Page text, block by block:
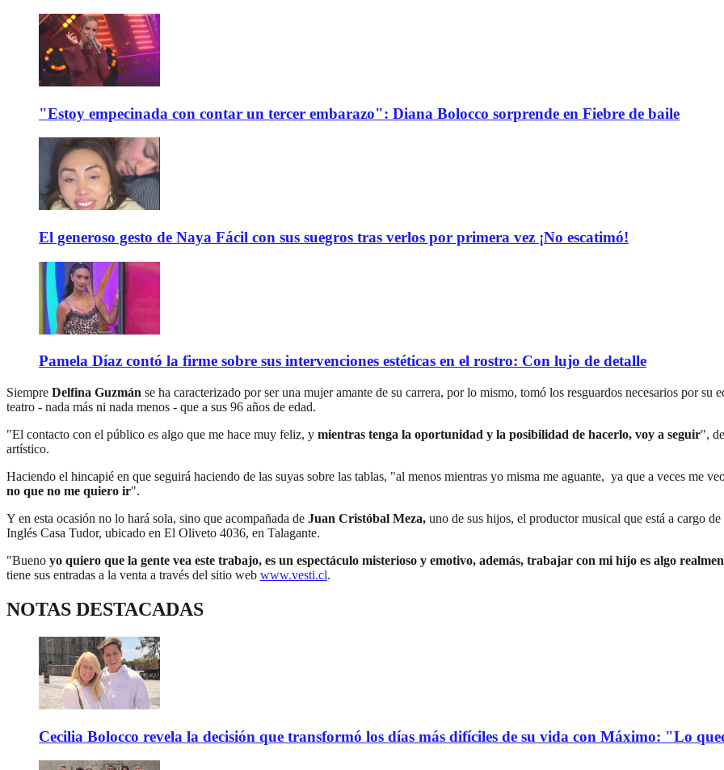
"Estoy empecinada con contar un tercer embarazo": Diana Bolocco sorprende en Fiebre de baile
El generoso gesto de Naya Fácil con sus suegros tras verlos por primera vez ¡No escatimó!
Pamela Díaz contó la firme sobre sus intervenciones estéticas en el rostro: Con lujo de detalle
Siempre Delfina Guzmán se ha caracterizado por ser una mujer amante de su carrera, por lo mismo, tomó los resguardos necesarios por su
teatro - nada más ni nada menos - que a sus 96 años de edad.
"El contacto con el público es algo que me hace muy feliz, y mientras tenga la oportunidad y la posibilidad de hacerlo, voy a seguir",
artístico.
Haciendo el hincapié en que seguirá haciendo de las suyas sobre las tablas, "al menos mientras yo misma me aguante, ya que a veces me
no que no me quiero ir".
Y en esta ocasión no lo hará sola, sino que acompañada de Juan Cristóbal Meza, uno de sus hijos, el productor musical que está a cargo de
Inglés Casa Tudor, ubicado en El Oliveto 4036, en Talagante.
"Bueno yo quiero que la gente vea este trabajo, es un espectáculo misterioso y emotivo, además, trabajar con mi hijo es algo
tiene sus entradas a la venta a través del sitio web www.vesti.cl.
NOTAS DESTACADAS
Cecilia Bolocco revela la decisión que transformó los días más difíciles de su vida con Máximo: "Lo